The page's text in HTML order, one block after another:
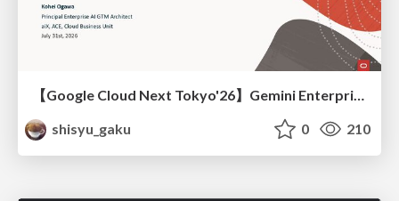
【Google Cloud Next Tokyo'26】Gemini Enterprise と Oracle AI Database で実現する、 業務データ活用を実現する AI エージェント実装
shisyu_gaku
0 210